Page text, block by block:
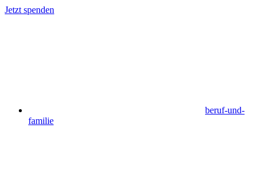
Jetzt spenden
beruf-und-
familie